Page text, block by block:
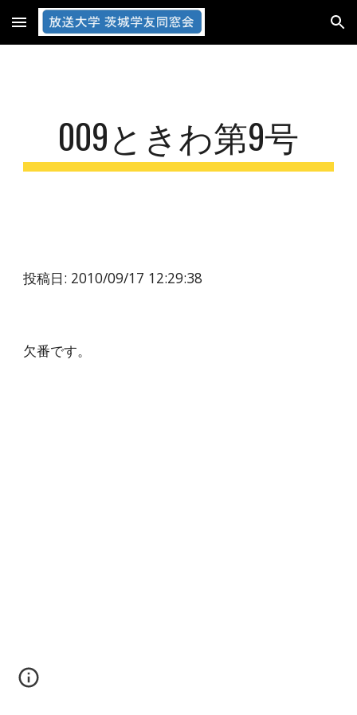
Skip to main content Skip to navigation
009ときわ第9号
投稿日: 2010/09/17 12:29:38
欠番です。